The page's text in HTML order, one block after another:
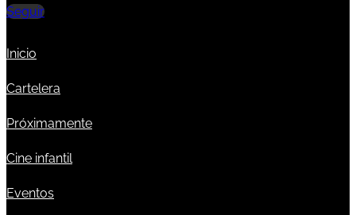
Seguir
Inicio
Cartelera
Próximamente
Cine infantil
Eventos